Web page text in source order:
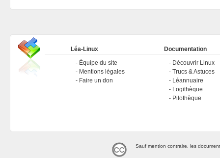
Léa-Linux
Équipe du site
Mentions légales
Faire un don
Documentation
Découvrir Linux
Trucs & Astuces
Léannuaire
Logithèque
Pilothèque
Sauf mention contraire, les